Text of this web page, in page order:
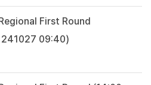
First Round
09:40)